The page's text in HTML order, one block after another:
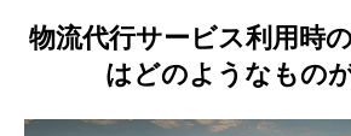
物流代行サービス利用時
はどのようなもの